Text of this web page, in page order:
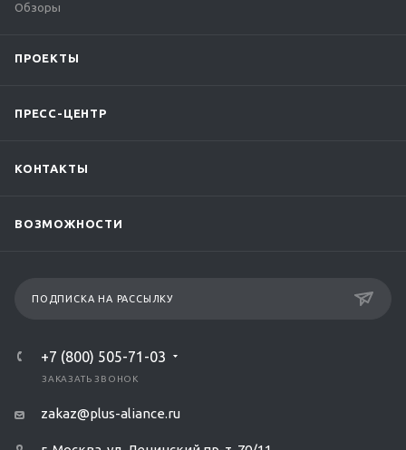
Обзоры
ПРОЕКТЫ
ПРЕСС-ЦЕНТР
КОНТАКТЫ
ВОЗМОЖНОСТИ
ПОДПИСКА НА РАССЫЛКУ
+7 (800) 505-71-03
ЗАКАЗАТЬ ЗВОНОК
zakaz@plus-aliance.ru